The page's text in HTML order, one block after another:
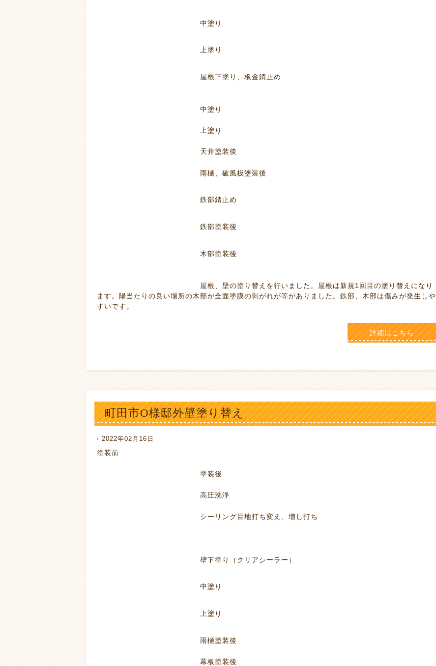
中塗り
上塗り
屋根下塗り、板金錆止め
中塗り
上塗り
天井塗装後
雨樋、破風板塗装後
鉄部錆止め
鉄部塗装後
木部塗装後
屋根、壁の塗り替えを行いました。屋根は新規1回目の塗り替えになり
ます。陽当たりの良い場所の木部が全面塗膜の剥がれが等がありました。鉄部、木部は傷みが発生しや
すいです。
詳細はこちら
町田市O様邸外壁塗り替え
2022年02月16日
塗装前
塗装後
高圧洗浄
シーリング目地打ち変え、増し打ち
壁下塗り（クリアシーラー）
中塗り
上塗り
雨樋塗装後
幕板塗装後